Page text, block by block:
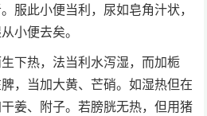
服此小便当利，尿如皂角汁状，
小便去矣。
下热，法当利水泻湿，而加栀
，当加大黄、芒硝。如湿热但在
姜、附子。若膀胱无热，但用猪